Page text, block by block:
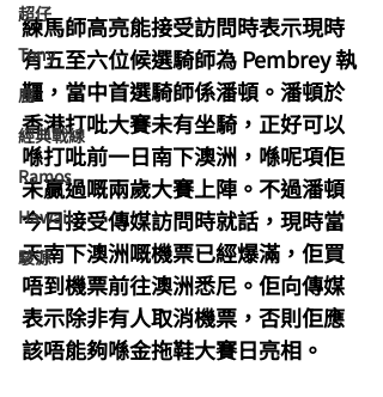
超仔
Tony
鹿
經典戰線
Ramos
Hawaii
駿源
練馬師高亮能接受訪問時表示現時
有五至六位候選騎師為 Pembrey 執
韁，當中首選騎師係潘頓。潘頓於
香港打吡大賽未有坐騎，正好可以
喺打吡前一日南下澳洲，喺呢項佢
未贏過嘅兩歲大賽上陣。不過潘頓
今日接受傳媒訪問時就話，現時當
天南下澳洲嘅機票已經爆滿，佢買
唔到機票前往澳洲悉尼。佢向傳媒
表示除非有人取消機票，否則佢應
該唔能夠喺金拖鞋大賽日亮相。